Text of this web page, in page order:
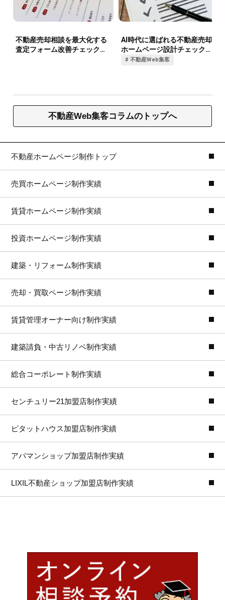
不動産Web集客コラムのトップへ
不動産ホームページ制作トップ
売買ホームページ制作実績
賃貸ホームページ制作実績
投資ホームページ制作実績
建築・リフォーム制作実績
売却・買取ページ制作実績
賃貸管理オーナー向け制作実績
建築請負・中古リノベ制作実績
総合コーポレート制作実績
センチュリー21加盟店制作実績
ピタットハウス加盟店制作実績
アパマンショップ加盟店制作実績
LIXIL不動産ショップ加盟店制作実績